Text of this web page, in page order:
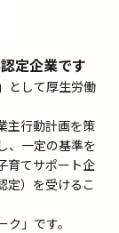
定企業です
として厚生労働
主行動計画を策
、一定の基準を
育てサポート企
定）を受けるこ
」です。